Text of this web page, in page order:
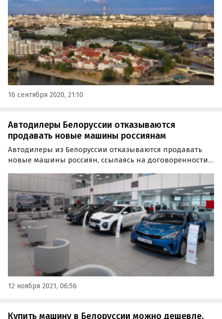
16 сентября 2020, 21:10
Автодилеры Белоруссии отказываются
продавать новые машины россиянам
Автодилеры из Белоруссии отказываются продавать
новые машины россиян, ссылаясь на договоренности с
происходит на фоне дефицита автомобилей в России,
связанных с этим наценок на них и в то же время…
12 ноября 2021, 06:56
Купить машину в Белоруссии можно дешевле,